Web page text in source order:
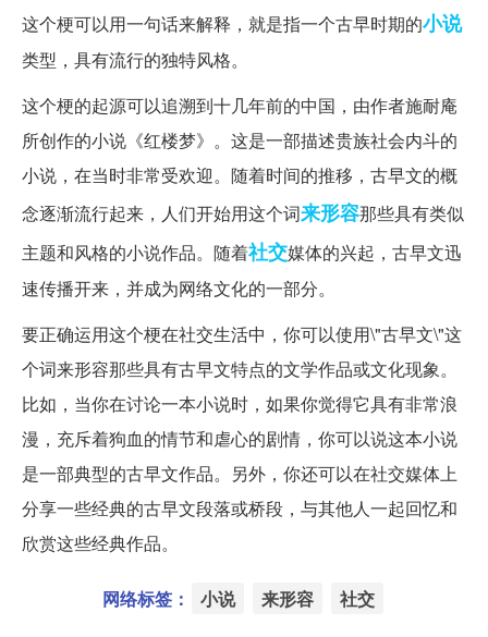
这个梗可以用一句话来解释，就是指一个古早时期的小说
类型，具有流行的独特风格。
这个梗的起源可以追溯到十几年前的中国，由作者施耐庵
所创作的小说《红楼梦》。这是一部描述贵族社会内斗的
小说，在当时非常受欢迎。随着时间的推移，古早文的概
念逐渐流行起来，人们开始用这个词来形容那些具有类似
主题和风格的小说作品。随着社交媒体的兴起，古早文迅
速传播开来，并成为网络文化的一部分。
要正确运用这个梗在社交生活中，你可以使用\"古早文\"这
个词来形容那些具有古早文特点的文学作品或文化现象。
比如，当你在讨论一本小说时，如果你觉得它具有非常浪
漫，充斥着狗血的情节和虐心的剧情，你可以说这本小说
是一部典型的古早文作品。另外，你还可以在社交媒体上
分享一些经典的古早文段落或桥段，与其他人一起回忆和
欣赏这些经典作品。
网络标签： 小说 来形容 社交